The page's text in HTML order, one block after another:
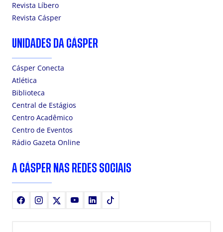
Revista Líbero
Revista Cásper
UNIDADES DA CÁSPER
Cásper Conecta
Atlética
Biblioteca
Central de Estágios
Centro Acadêmico
Centro de Eventos
Rádio Gazeta Online
A CÁSPER NAS REDES SOCIAIS
FacebookInstagram YoutubeLinkedIn